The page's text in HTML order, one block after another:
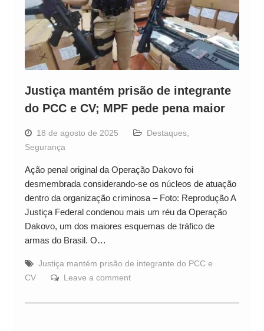
Justiça mantém prisão de integrante
do PCC e CV; MPF pede pena maior
18 de agosto de 2025 Destaques,
Segurança
Ação penal original da Operação Dakovo foi
desmembrada considerando-se os núcleos de atuação
dentro da organização criminosa – Foto: Reprodução A
Justiça Federal condenou mais um réu da Operação
Dakovo, um dos maiores esquemas de tráfico de
armas do Brasil. O…
Justiça mantém prisão de integrante do PCC e
CV
Leave a comment